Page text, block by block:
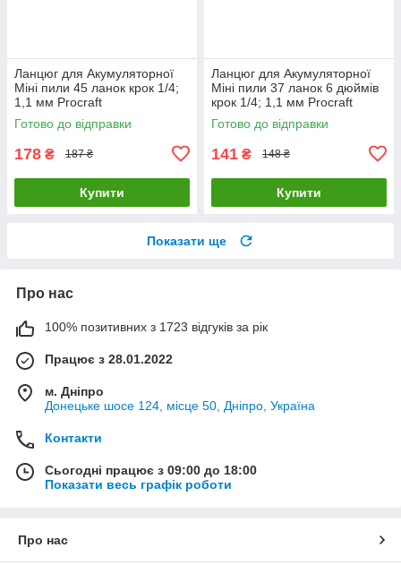
Ланцюг для Акумуляторної
Міні пили 45 ланок крок 1/4;
1,1 мм Procraft
Готово до відправки
178 ₴ 187 ₴
Купити
Ланцюг для Акумуляторної
Міні пили 37 ланок 6 дюймів
крок 1/4; 1,1 мм Procraft
Готово до відправки
141 ₴ 148 ₴
Купити
Показати ще
Про нас
100% позитивних з 1723 відгуків за рік
Працює з 28.01.2022
м. Дніпро
Донецьке шосе 124, місце 50, Дніпро, Україна
Контакти
Сьогодні працює з 09:00 до 18:00
Показати весь графік роботи
Про нас